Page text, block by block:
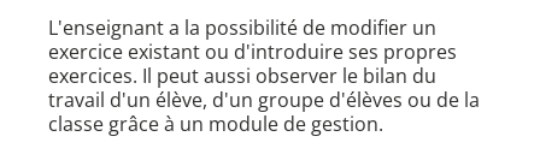
L'enseignant a la possibilité de modifier un
exercice existant ou d'introduire ses propres
exercices. Il peut aussi observer le bilan du
travail d'un élève, d'un groupe d'élèves ou de la
classe grâce à un module de gestion.